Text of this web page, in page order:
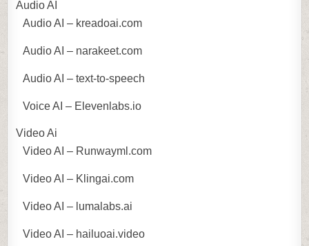
Audio AI
Audio AI – kreadoai.com
Audio AI – narakeet.com
Audio AI – text-to-speech
Voice AI – Elevenlabs.io
Video Ai
Video AI – Runwayml.com
Video AI – Klingai.com
Video AI – lumalabs.ai
Video AI – hailuoai.video